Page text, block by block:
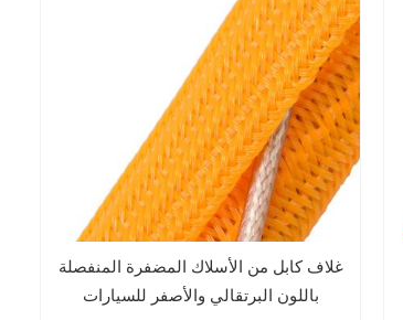
غلاف كابل من الأسلاك المضفرة المنفصلة
باللون البرتقالي والأصفر للسيارات